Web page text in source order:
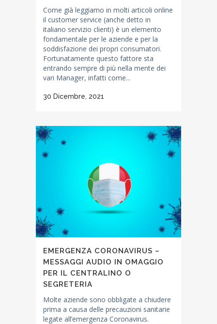
Come già leggiamo in molti articoli online
il customer service (anche detto in
italiano servizio clienti) è un elemento
fondamentale per le aziende e per la
soddisfazione dei propri consumatori.
Fortunatamente questo fattore sta
entrando sempre di più nella mente dei
vari Manager, infatti come...
30 Dicembre, 2021
EMERGENZA CORONAVIRUS –
MESSAGGI AUDIO IN OMAGGIO
PER IL CENTRALINO O
SEGRETERIA
Molte aziende sono obbligate a chiudere
prima a causa delle precauzioni sanitarie
legate all’emergenza Coronavirus.